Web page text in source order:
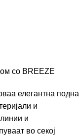
со BREEZE
елегантна подна
и
и
во секој